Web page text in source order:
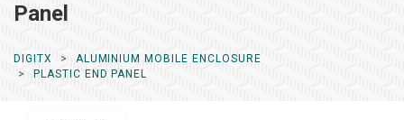
Panel
DIGITX
ALUMINIUM MOBILE ENCLOSURE
PLASTIC END PANEL